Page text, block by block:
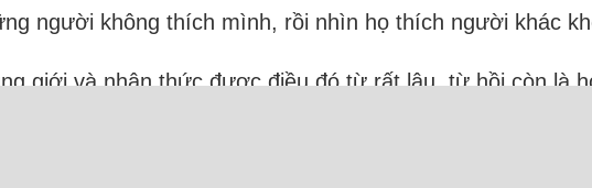
người không thích mình, rồi nhìn họ thích người khác
giới và nhận thức được điều đó từ rất lâu, từ hồi còn là